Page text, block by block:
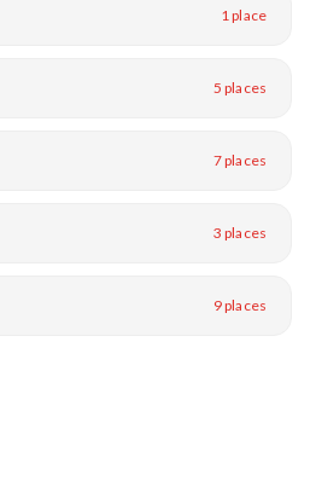
1 place
5 places
7 places
3 places
9 places